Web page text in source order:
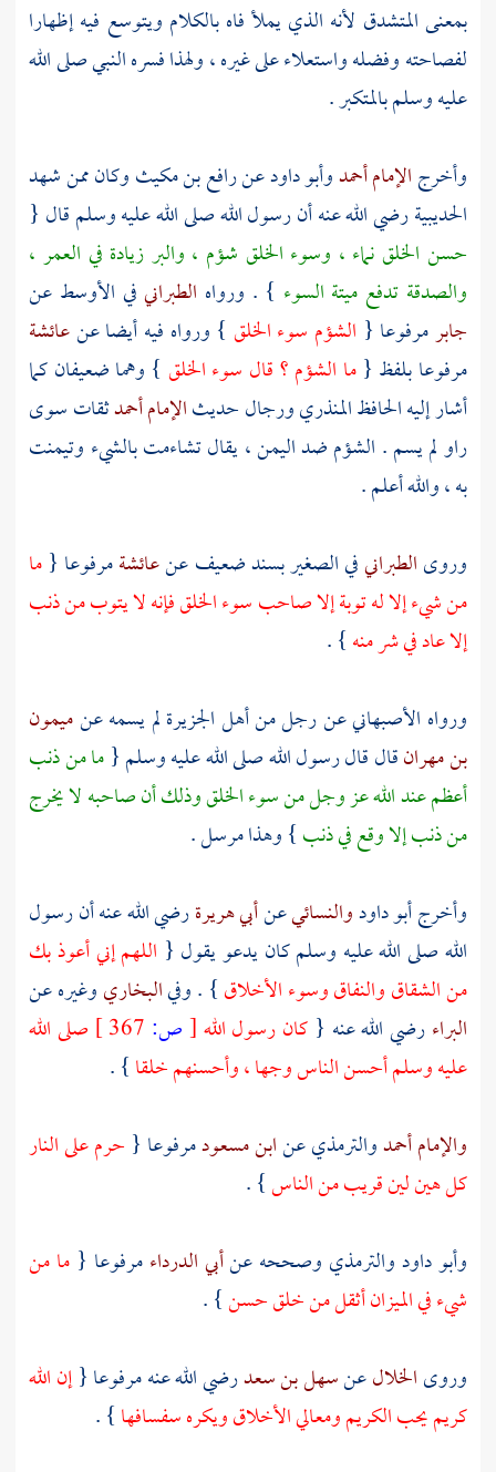
بمعنى المتشدق لأنه الذي يملأ فاه بالكلام ويتوسع فيه إظهارا
لفصاحته وفضله واستعلاء على غيره ، ولهذا فسره النبي صلى الله
عليه وسلم بالمتكبر .
وأخرجالإمام أحمدوأبو داودعنرافع بن مكيثوكان ممن شهد
الحديبيةرضي الله عنه أن رسول الله صلى الله عليه وسلم قال {
حسن الخلق نماء ، وسوء الخلق شؤم ، والبر زيادة في العمر ،
والصدقة تدفع ميتة السوء } . ورواه الطبرانيفي الأوسط عن
جابرمرفوعا { الشؤم سوء الخلق } ورواه فيه أيضا عنعائشة
مرفوعا بلفظ {ما الشؤم ؟ قال سوء الخلق } وهما ضعيفان كما
أشار إليهالحافظ المنذريورجال حديثالإمام أحمدثقات سوى
راو لم يسم . الشؤم ضد اليمن ، يقال تشاءمت بالشيء وتيمنت
به ، والله أعلم .
وروىالطبرانيفي الصغير بسند ضعيف عنعائشةمرفوعا {ما
من شيء إلا له توبة إلا صاحب سوء الخلق فإنه لا يتوب من ذنب
إلا عاد في شر منه} .
ورواه الأصبهانيعن رجل من أهل الجزيرة لم يسمه عنميمون
بن مهرانقال قال رسول الله صلى الله عليه وسلم {ما من ذنب
أعظم عند الله عز وجل من سوء الخلق وذلك أن صاحبه لا يخرج
من ذنب إلا وقع في ذنب} وهذا مرسل .
وأخرجأبو داودوالنسائيعنأبي هريرةرضي الله عنه أن رسول
الله صلى الله عليه وسلم كان يدعو يقول { اللهم إني أعوذ بك
من الشقاق والنفاق وسوء الأخلاق} . وفيالبخاريوغيره عن
البراءرضي الله عنه { كان رسول الله[ص:
صلى الله
عليه وسلم أحسن الناس وجها ، وأحسنهم خلقا} .
والإمام أحمدوالترمذيعنابن مسعودمرفوعا { حرم على النار
كل هين لين قريب من الناس} .
وأبو داودوالترمذي وصححه عنأبي الدرداءمرفوعا { ما من
شيء في الميزان أثقل من خلق حسن} .
وروىالخلالعنسهل بن سعدرضي الله عنه مرفوعا {إن الله
كريم يحب الكريم ومعالي الأخلاق ويكره سفسافها} .